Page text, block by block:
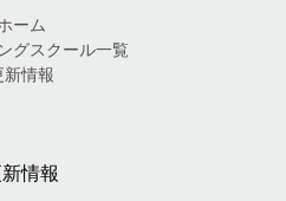
ーム
グスクール一覧
新情報
情報